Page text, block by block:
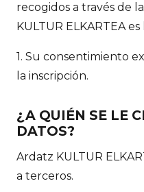
recogidos a través de
KULTUR ELKARTEA
1. Su consentimiento
la inscripción.
¿A QUIÉN SE LE
DATOS?
Ardatz KULTUR
a terceros.